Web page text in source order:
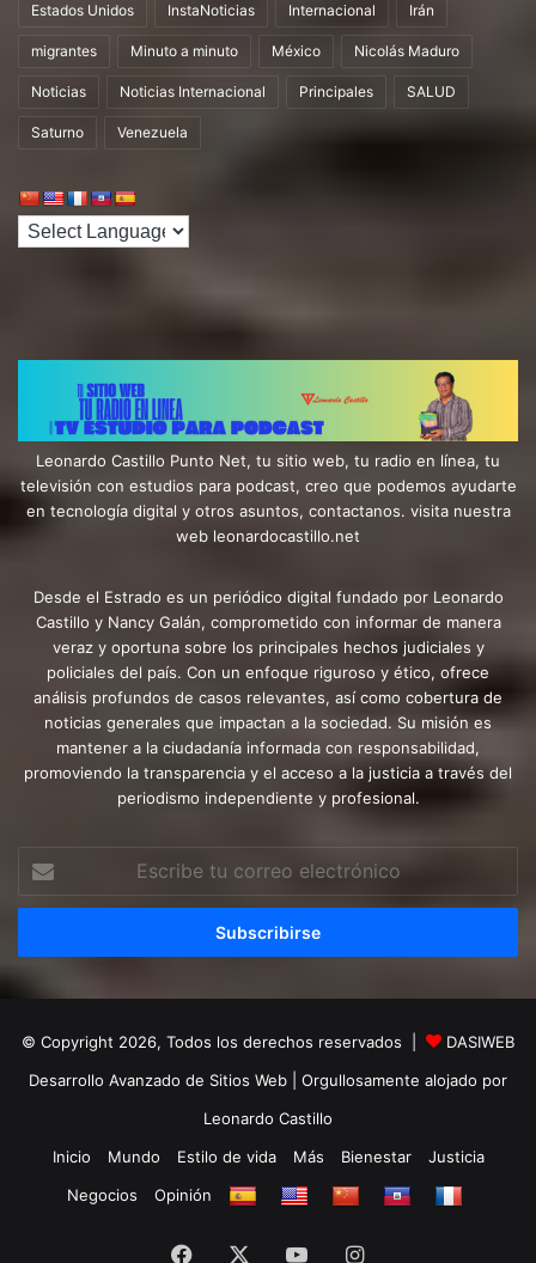
Estados Unidos InstaNoticias Internacional Irán
migrantes Minuto a minuto México Nicolás Maduro
Noticias Noticias Internacional Principales SALUD
Saturno Venezuela
Leonardo Castillo Punto Net, tu sitio web, tu radio en línea, tu
televisión con estudios para podcast, creo que podemos ayudarte
en tecnología digital y otros asuntos, contactanos. visita nuestra
web leonardocastillo.net
Desde el Estrado es un periódico digital fundado por Leonardo
Castillo y Nancy Galán, comprometido con informar de manera
veraz y oportuna sobre los principales hechos judiciales y
policiales del país. Con un enfoque riguroso y ético, ofrece
análisis profundos de casos relevantes, así como cobertura de
noticias generales que impactan a la sociedad. Su misión es
mantener a la ciudadanía informada con responsabilidad,
promoviendo la transparencia y el acceso a la justicia a través del
periodismo independiente y profesional.
correo
© Copyright 2026, Todos los derechos reservados |
DASIWEB
Desarrollo Avanzado de Sitios Web | Orgullosamente alojado por
Leonardo Castillo
Inicio
Mundo Estilo de vida Más Bienestar
Justicia
Negocios
Opinión
Facebook YouTubeInstagram